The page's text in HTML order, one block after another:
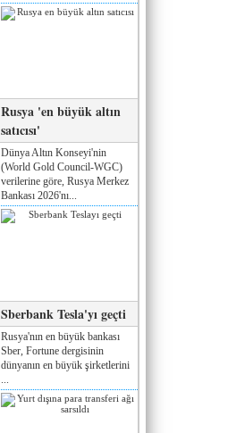
Rusya 'en büyük altın
satıcısı'
Dünya Altın Konseyi'nin
(World Gold Council-WGC)
verilerine göre, Rusya Merkez
Bankası 2026'nı...
Sberbank Tesla'yı geçti
Rusya'nın en büyük bankası
Sber, Fortune dergisinin
dünyanın en büyük şirketlerini
...